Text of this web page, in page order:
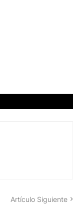
Artículo Siguiente